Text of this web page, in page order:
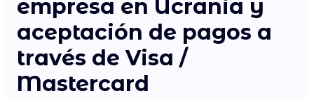
empresa en Ucrania y
aceptación de pagos a
través de Visa /
Mastercard